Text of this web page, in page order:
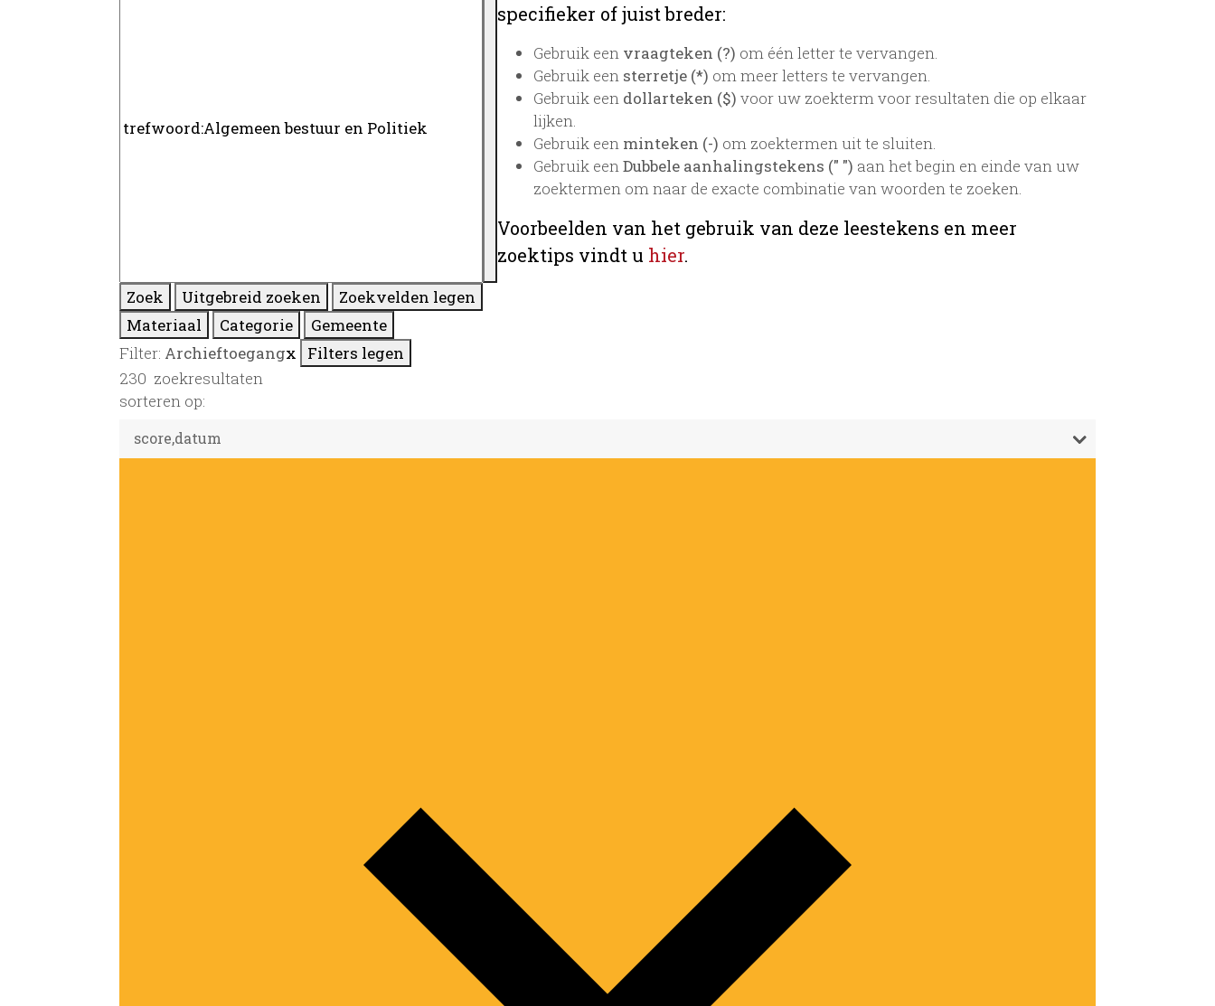
specifieker of juist breder:
Gebruik een vraagteken (?) om één letter te vervangen.
Gebruik een sterretje (*) om meer letters te vervangen.
Gebruik een dollarteken ($) voor uw zoekterm voor resultaten die op elkaar
lijken.
Gebruik een minteken (-) om zoektermen uit te sluiten.
Gebruik eenDubbele aanhalingstekens (" ") aan het begin en einde van uw
zoektermen om naar de exacte combinatie van woorden te zoeken.
Voorbeelden van het gebruik van deze leestekens en meer
zoektips vindt u hier.
Zoek Uitgebreid zoeken
Zoekvelden legen
Materiaal
Categorie
Gemeente
Filter: Archieftoegangx
Filters legen
230 zoekresultaten
sorteren op: